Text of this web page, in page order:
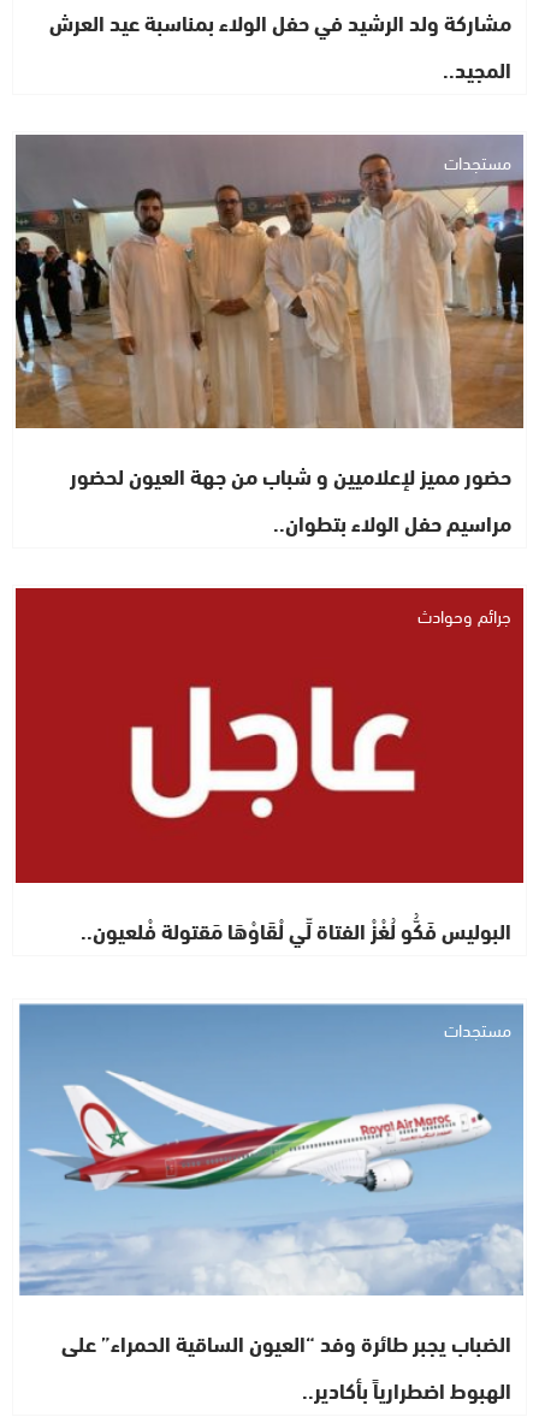
مشاركة ولد الرشيد في حفل الولاء بمناسبة عيد العرش
المجيد..
مستجدات
حضور مميز لإعلاميين و شباب من جهة العيون لحضور
مراسيم حفل الولاء بتطوان..
جرائم وحوادث
البوليس فَكُّو لُغْزْ الفتاة لِّي لْقَاوْهَا مَقتولة فْلعيون..
مستجدات
الضباب يجبر طائرة وفد “العيون الساقية الحمراء” على
الهبوط اضطرارياً بأكادير..